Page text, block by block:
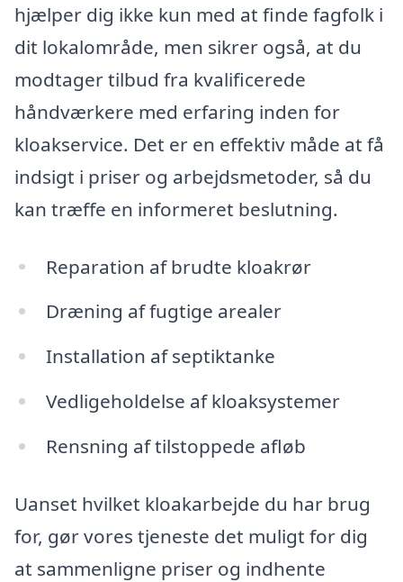
hjælper dig ikke kun med at finde fagfolk i
dit lokalområde, men sikrer også, at du
modtager tilbud fra kvalificerede
håndværkere med erfaring inden for
kloakservice. Det er en effektiv måde at få
indsigt i priser og arbejdsmetoder, så du
kan træffe en informeret beslutning.
Reparation af brudte kloakrør
Dræning af fugtige arealer
Installation af septiktanke
Vedligeholdelse af kloaksystemer
Rensning af tilstoppede afløb
Uanset hvilket kloakarbejde du har brug
for, gør vores tjeneste det muligt for dig
at sammenligne priser og indhente